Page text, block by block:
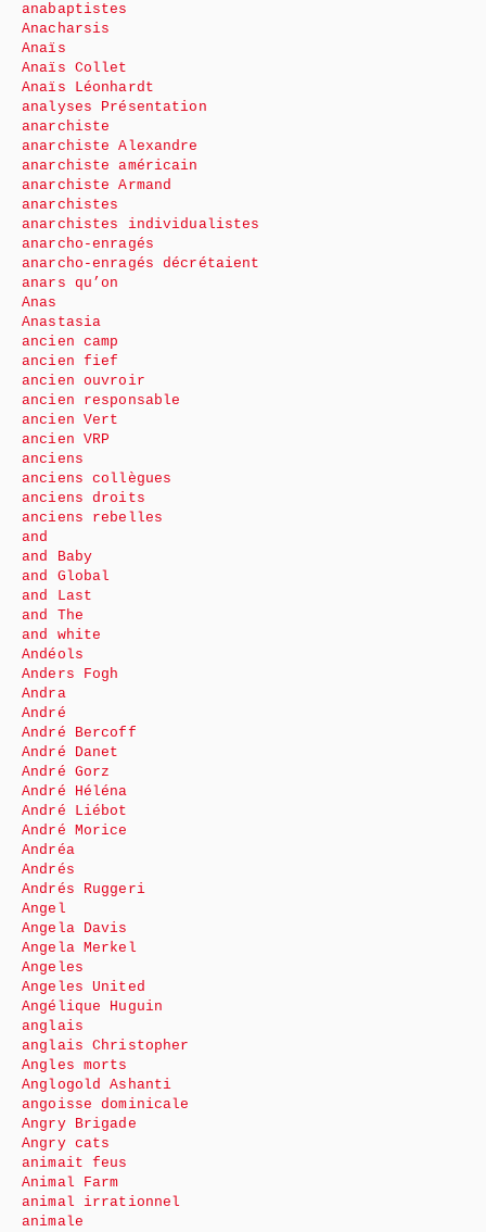
anabaptistes
Anacharsis
Anaïs
Anaïs Collet
Anaïs Léonhardt
analyses Présentation
anarchiste
anarchiste Alexandre
anarchiste américain
anarchiste Armand
anarchistes
anarchistes individualistes
anarcho-enragés
anarcho-enragés décrétaient
anars qu’on
Anas
Anastasia
ancien camp
ancien fief
ancien ouvroir
ancien responsable
ancien Vert
ancien VRP
anciens
anciens collègues
anciens droits
anciens rebelles
and
and Baby
and Global
and Last
and The
and white
Andéols
Anders Fogh
Andra
André
André Bercoff
André Danet
André Gorz
André Héléna
André Liébot
André Morice
Andréa
Andrés
Andrés Ruggeri
Angel
Angela Davis
Angela Merkel
Angeles
Angeles United
Angélique Huguin
anglais
anglais Christopher
Angles morts
Anglogold Ashanti
angoisse dominicale
Angry Brigade
Angry cats
animait feus
Animal Farm
animal irrationnel
animale